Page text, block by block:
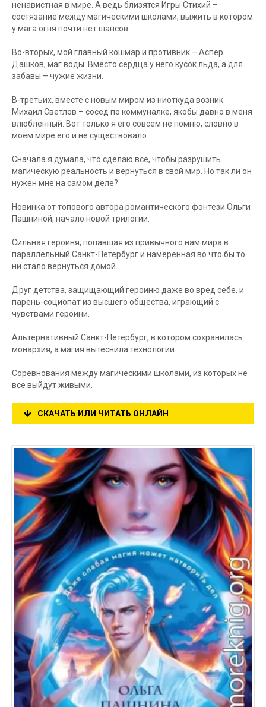
ненавистная в мире. А ведь близятся Игры Стихий –
состязание между магическими школами, выжить в котором
у мага огня почти нет шансов.
Во-вторых, мой главный кошмар и противник – Аспер
Дашков, маг воды. Вместо сердца у него кусок льда, а для
забавы – чужие жизни.
В-третьих, вместе с новым миром из ниоткуда возник
Михаил Светлов – сосед по коммуналке, якобы давно в меня
влюбленный. Вот только я его совсем не помню, словно в
моем мире его и не существовало.
Сначала я думала, что сделаю все, чтобы разрушить
магическую реальность и вернуться в свой мир. Но так ли он
нужен мне на самом деле?
Новинка от топового автора романтического фэнтези Ольги
Пашниной, начало новой трилогии.
Сильная героиня, попавшая из привычного нам мира в
параллельный Санкт-Петербург и намеренная во что бы то
ни стало вернуться домой.
Друг детства, защищающий героиню даже во вред себе, и
парень-социопат из высшего общества, играющий с
чувствами героини.
Альтернативный Санкт-Петербург, в котором сохранилась
монархия, а магия вытеснила технологии.
Соревнования между магическими школами, из которых не
все выйдут живыми.
СКАЧАТЬ ИЛИ ЧИТАТЬ ОНЛАЙН